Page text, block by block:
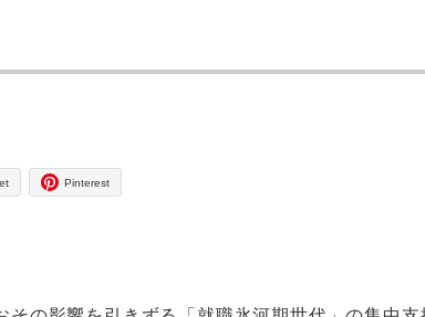
Pinterest